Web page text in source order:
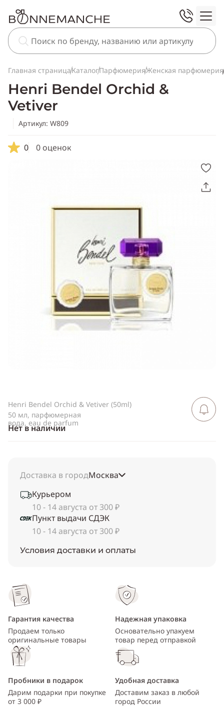
Главная страницаКаталогПарфюмерияЖенская парфюмерия
Henri Bendel Orchid &
Vetiver
Артикул: W809
0 0 оценок
WhatsApp
Viber
ВКонтакте
Henri Bendel Orchid & Vetiver (50ml)
50 мл, парфюмерная
вода, eau de parfum
Нет в наличии
Сообщить
Доставка в городМосква
Курьером
10 - 14 августа от 300 ₽
Пункт выдачи СДЭК
10 - 14 августа от 300 ₽
Условия доставки и оплаты
Гарантия качества
Продаем только
оригинальные товары
Надежная упаковка
Основательно упакуем
товар перед отправкой
Пробники в подарок
Дарим подарки при покупке
от 3 000 ₽
Удобная доставка
Доставим заказ в любой
город России